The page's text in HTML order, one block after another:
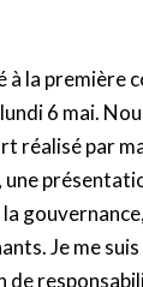
à la première
6 mai.
réalisé par
une
Je me
de